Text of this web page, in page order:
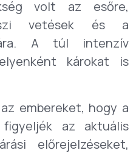
volt az esőre,
vetések és a
A túl intenzív
károkat is
embereket, hogy a
figyeljék az aktuális
előrejelzéseket,